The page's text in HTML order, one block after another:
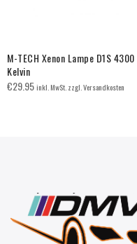
M-TECH Xenon Lampe D1S 4300
Kelvin
€29.95inkl. MwSt. zzgl. Versandkosten